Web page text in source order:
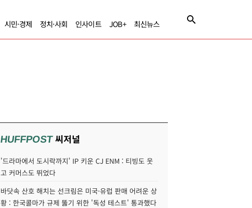
시민·경제 정치·사회 인사이트 JOB+ 최신뉴스
HUFFPOST씨저널
'드라마에서 도시락까지' IP 키운 CJ ENM : 티빙도 웃
고 커머스도 뛰었다
바닷속 산호 해치는 선크림은 미국·유럽 판매 어려운 상
황 : 한국콜마가 규제 뚫기 위한 '독성 테스트' 통과했다